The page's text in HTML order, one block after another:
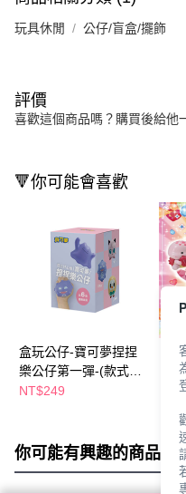
玩具休閒 公仔/盲盒/擺飾
評價
喜歡這個商品嗎？購買後給他
🔻你可能會喜歡
盒玩公仔-寶可夢捏捏
樂公仔第一彈-(款式隨
機出貨)
NT$249
盒
式
你可能有興趣的商品